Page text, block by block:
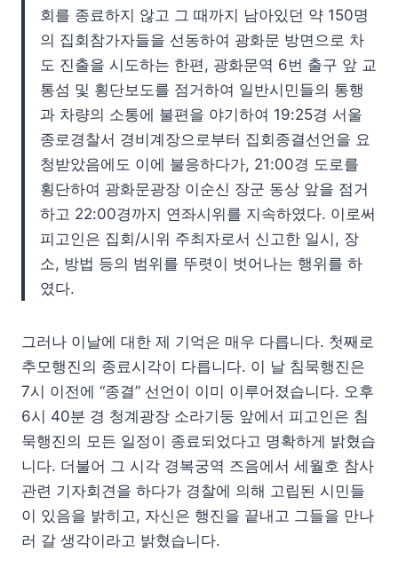
회를 종료하지 않고 그 때까지 남아있던 약 150명
의 집회참가자들을 선동하여 광화문 방면으로 차
도 진출을 시도하는 한편, 광화문역 6번 출구 앞 교
통섬 및 횡단보도를 점거하여 일반시민들의 통행
과 차량의 소통에 불편을 야기하여 19:25경 서울
종로경찰서 경비계장으로부터 집회종결선언을 요
청받았음에도 이에 불응하다가, 21:00경 도로를
횡단하여 광화문광장 이순신 장군 동상 앞을 점거
하고 22:00경까지 연좌시위를 지속하였다. 이로써
피고인은 집회/시위 주최자로서 신고한 일시, 장
소, 방법 등의 범위를 뚜렷이 벗어나는 행위를 하
였다.
그러나 이날에 대한 제 기억은 매우 다릅니다. 첫째로
추모행진의 종료시각이 다릅니다. 이 날 침묵행진은
7시 이전에 “종결” 선언이 이미 이루어졌습니다. 오후
6시 40분 경 청계광장 소라기둥 앞에서 피고인은 침
묵행진의 모든 일정이 종료되었다고 명확하게 밝혔습
니다. 더불어 그 시각 경복궁역 즈음에서 세월호 참사
관련 기자회견을 하다가 경찰에 의해 고립된 시민들
이 있음을 밝히고, 자신은 행진을 끝내고 그들을 만나
러 갈 생각이라고 밝혔습니다.